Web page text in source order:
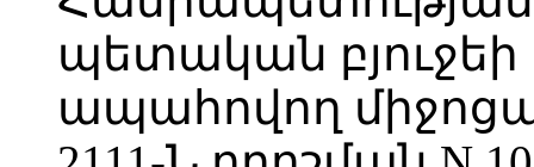
պետական
ապահովող